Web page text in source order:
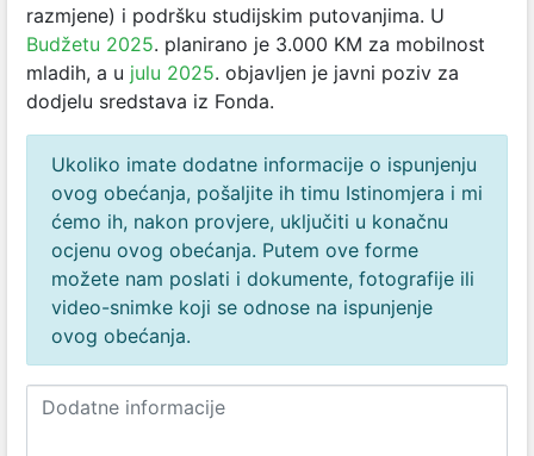
razmjene) i podršku studijskim putovanjima. U
Budžetu 2025. planirano je 3.000 KM za mobilnost
mladih, a u julu 2025. objavljen je javni poziv za
dodjelu sredstava iz Fonda.
Ukoliko imate dodatne informacije o ispunjenju
ovog obećanja, pošaljite ih timu Istinomjera i mi
ćemo ih, nakon provjere, uključiti u konačnu
ocjenu ovog obećanja. Putem ove forme
možete nam poslati i dokumente, fotografije ili
video-snimke koji se odnose na ispunjenje
ovog obećanja.